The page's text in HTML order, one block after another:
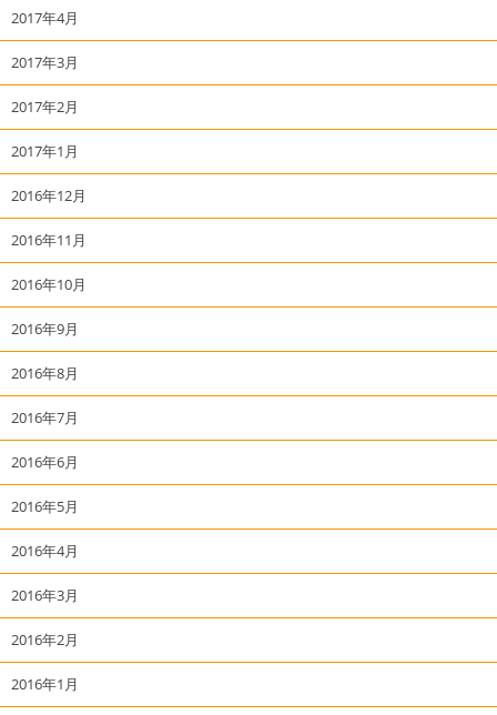
2017年4月
2017年3月
2017年2月
2017年1月
2016年12月
2016年11月
2016年10月
2016年9月
2016年8月
2016年7月
2016年6月
2016年5月
2016年4月
2016年3月
2016年2月
2016年1月